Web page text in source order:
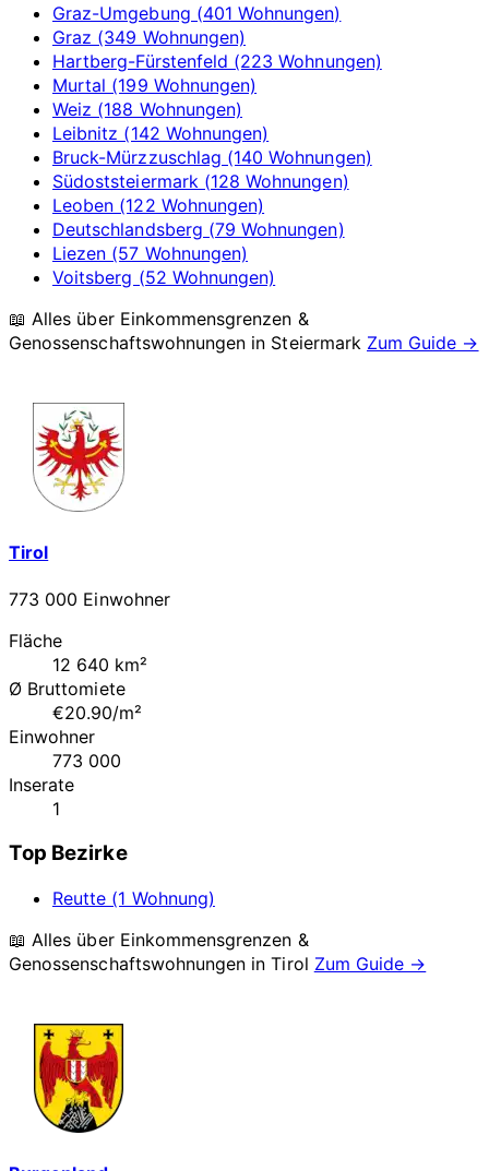
Graz-Umgebung (401 Wohnungen)
Graz (349 Wohnungen)
Hartberg-Fürstenfeld (223 Wohnungen)
Murtal (199 Wohnungen)
Weiz (188 Wohnungen)
Leibnitz (142 Wohnungen)
Bruck-Mürzzuschlag (140 Wohnungen)
Südoststeiermark (128 Wohnungen)
Leoben (122 Wohnungen)
Deutschlandsberg (79 Wohnungen)
Liezen (57 Wohnungen)
Voitsberg (52 Wohnungen)
📖 Alles über Einkommensgrenzen &
Genossenschaftswohnungen in Steiermark Zum Guide →
Tirol
773 000 Einwohner
Fläche
12 640 km²
Ø Bruttomiete
€20.90/m²
Einwohner
773 000
Inserate
1
Top Bezirke
Reutte (1 Wohnung)
📖 Alles über Einkommensgrenzen &
Genossenschaftswohnungen inTirol Zum Guide →